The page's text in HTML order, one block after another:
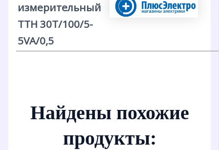
измерительный
ТТН 30T/100/5-
5VA/0,5
Найдены похожие
продукты: